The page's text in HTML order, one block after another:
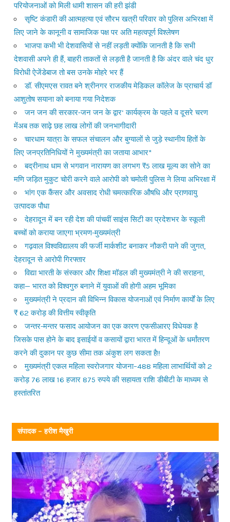
परियोजनाओं को मिली धामी शासन की हरी झंडी
सृष्टि कंडारी की आत्महत्या एवं सौरभ खत्री परिवार को पुलिस अभिरक्षा में
लिए जाने के कानूनी व सामाजिक पक्ष पर अति महत्वपूर्ण विश्लेषण
भाजपा कभी भी देशवासियों से नहीं लड़ती क्योंकि जानती है कि सभी
देशवासी अपने ही हैं, बाहरी ताकतों से लड़ती है जानती है कि अंदर वाले चंद धुर
विरोधी ऐजेंडेबाज तो बस उनके मोहरे भर हैं
डॉ. सीएमएस रावत बने श्रीनगर राजकीय मेडिकल कॉलेज के प्राचार्य डॉ
आशुतोष सयाना को बनाया गया निदेशक
जन जन की सरकार-जन जन के द्वार’ कार्यक्रम के पहले व दूसरे चरण
मेंअब तक साढ़े छह लाख लोगों की जनभागीदारी
चारधाम यात्रा के सफल संचालन और बुग्यालों से जुड़े स्थानीय हितों के
लिए जनप्रतिनिधियों ने मुख्यमंत्री का जताया आभार*
बद्रीनाथ धाम से भगवान नारायण का लगभग ₹5 लाख मूल्य का सोने का
मणि जड़ित मुकुट चोरी करने वाले आरोपी को चमोली पुलिस ने लिया अभिरक्षा में
भांग एक कैंसर और अवसाद रोधी चमत्कारिक औषधि और प्राणवायु
उत्पादक पौधा
देहरादून में बन रही देश की पांचवीं साइंस सिटी का प्रदेशभर के स्कूली
बच्चों को कराया जाएगा भ्रमण-मुख्यमंत्री
गढ़वाल विश्वविद्यालय की फर्जी मार्कशीट बनाकर नौकरी पाने की जुगत,
देहरादून से आरोपी गिरफ्तार
विद्या भारती के संस्कार और शिक्षा मॉडल की मुख्यमंत्री ने की सराहना,
कहा— भारत को विश्वगुरु बनाने में युवाओं की होगी अहम भूमिका
मुख्यमंत्री ने प्रदान की विभिन्न विकास योजनाओं एवं निर्माण कार्यों के लिए
₹ 62 करोड़ की वित्तीय स्वीकृति
जन्तर-मन्तर फसाद आयोजन का एक कारण एफसीआरए विधेयक है
जिसके पास होने के बाद इसाईयों व कसायों द्वारा भारत में हिन्दूओं के धर्मांतरण
करने की दुकान पर कुछ सीमा तक अंकुश लग सकता है!!
मुख्यमंत्री एकल महिला स्वरोजगार योजना–488 महिला लाभार्थियों को 2
करोड़ 76 लाख 16 हजार 875 रुपये की सहायता राशि डीबीटी के माध्यम से
हस्तांतरित
संपादक – हरीश मैखुरी